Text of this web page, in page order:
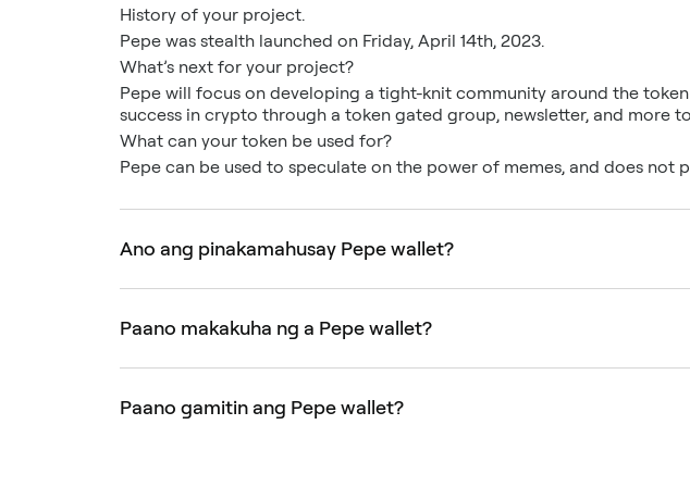
History of your project.
Pepe was stealth launched on Friday, April 14th, 2023.
What’s next for your project?
Pepe will focus on developing a tight-knit community around the
success in crypto through a token gated group, newsletter, and more
What can your token be used for?
Pepe can be used to speculate on the power of memes, and does not
Ano ang pinakamahusay Pepe wallet?
Paano makakuha ng a Pepe wallet?
Paano gamitin ang Pepe wallet?